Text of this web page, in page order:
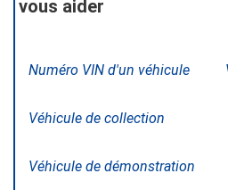
vous aider
Numéro VIN d'un véhicule
Véhicule de collection
Véhicule de démonstration